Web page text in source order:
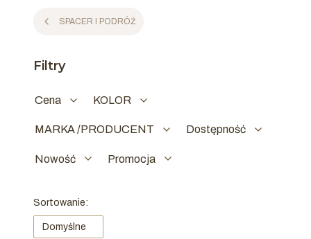
SPACER I PODRÓŻ
Filtry
Cena KOLOR
MARKA /PRODUCENT Dostępność
Nowość Promocja
Lista produktów
Sortowanie:
Domyślne